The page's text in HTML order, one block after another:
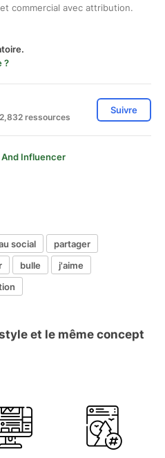
commercial avec attribution.
?
ressources
Suivre
And Influencer
social
partager
bulle
j'aime
et le même concept